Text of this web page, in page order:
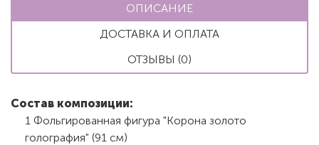
ОПИСАНИЕ
ДОСТАВКА И ОПЛАТА
ОТЗЫВЫ (0)
Состав композиции:
1 Фольгированная фигура "Корона золото
голография" (91 см)